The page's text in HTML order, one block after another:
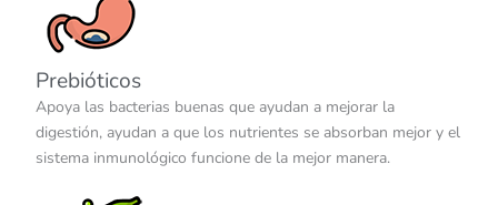
Prebióticos
Apoya las bacterias buenas que ayudan a mejorar la
digestión, ayudan a que los nutrientes se absorban mejor y el
sistema inmunológico funcione de la mejor manera.